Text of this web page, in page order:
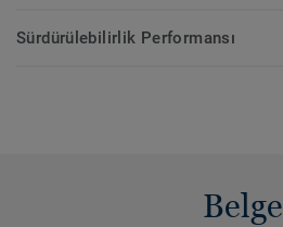
Sürdürülebilirlik Performansı
Belge